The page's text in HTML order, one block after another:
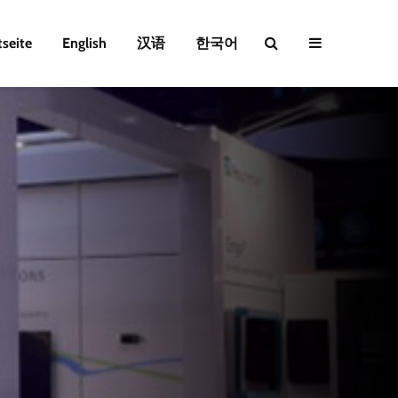
English 汉语 한국어